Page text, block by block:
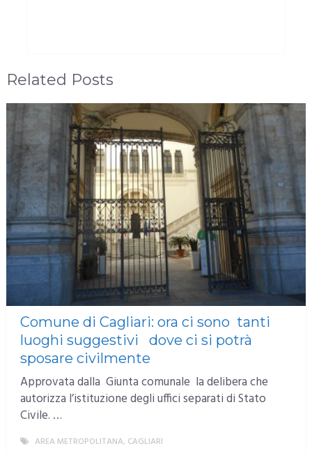
Related Posts
Comune di Cagliari: ora ci sono tanti
luoghi suggestivi dove ci si potrà
sposare civilmente
Approvata dalla Giunta comunale la delibera che
autorizza l’istituzione degli uffici separati di Stato
Civile. …
AREA METROPOLITANA, CAGLIARI